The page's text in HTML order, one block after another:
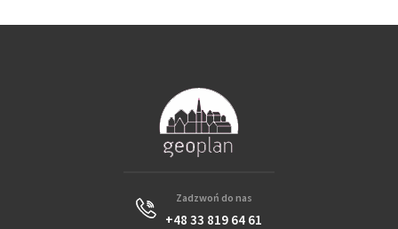
Zadzwoń do nas
+48 33 819 64 61